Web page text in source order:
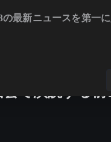
で演説する
の最新ニュースを第一